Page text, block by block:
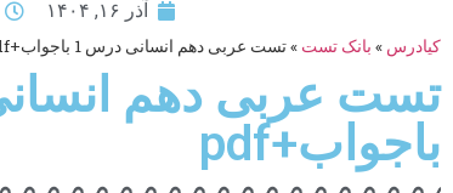
آذر ۱۶, ۱۴۰۴
کیادرس » بانک تست »تست عربی دهم انسانی درس 1 باجواب+pdf
باجواب+pdf